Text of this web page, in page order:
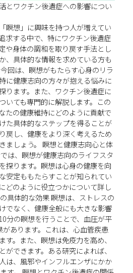
とワクチン後遺症への影響につい
瞑想」に興味を持つ人が増えてい
求する中で、特にワクチン後遺症
や身体の調和を取り戻す手法とし
、具体的な情報を求めている方も
回は、瞑想がもたらす心身のリラ
に健康志向の方々が抱える悩みに
ります。また、ワクチン後遺症に
いても専門的に解説します。この
たの健康維持にどのように貢献で
た具体的なステップを得ることが
戻し、健康をより深く考えるため
ましょう。 瞑想と健康志向心と体
は、瞑想が健康志向のライフスタ
探ります。瞑想は心身の健康を向
安定ももたらすことが知られてい
どのように役立つかについて詳し
具体的な効果 瞑想は、ストレスの
でなく、健康全般にも大きな影響
分の瞑想を行うことで、血圧が平
あります。これは、心血管疾患
。また、瞑想は免疫力を高め、
できます。ある研究によれば、
は、風邪やインフルエンザにかか